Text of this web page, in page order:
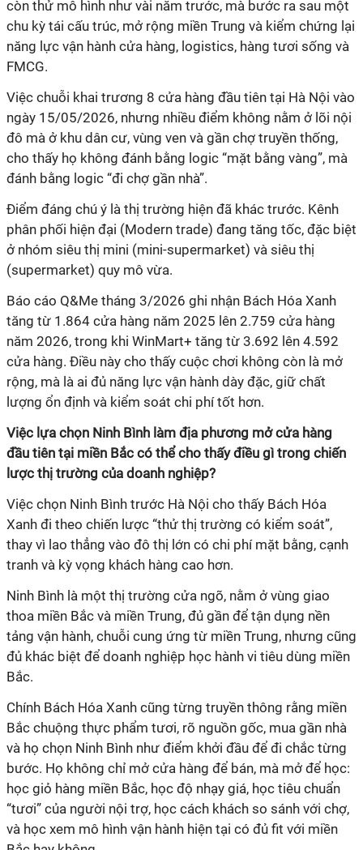
còn thử mô hình như vài năm trước, mà bước ra sau một
chu kỳ tái cấu trúc, mở rộng miền Trung và kiểm chứng lại
năng lực vận hành cửa hàng, logistics, hàng tươi sống và
FMCG.
Việc chuỗi khai trương 8 cửa hàng đầu tiên tại Hà Nội vào
ngày 15/05/2026, nhưng nhiều điểm không nằm ở lõi nội
đô mà ở khu dân cư, vùng ven và gần chợ truyền thống,
cho thấy họ không đánh bằng logic “mặt bằng vàng”, mà
phân phối hiện đại (Modern trade) đang tăng tốc, đặc biệt
ở nhóm siêu thị mini (mini-supermarket) và siêu thị
(supermarket) quy mô vừa.
Báo cáo Q&Me tháng 3/2026 ghi nhận Bách Hóa Xanh
tăng từ 1.864 cửa hàng năm 2025 lên 2.759 cửa hàng
năm 2026, trong khi WinMart+ tăng từ 3.692 lên 4.592
cửa hàng. Điều này cho thấy cuộc chơi không còn là mở
rộng, mà là ai đủ năng lực vận hành dày đặc, giữ chất
đầu tiên tại miền Bắc có thể cho thấy điều gì trong chiến
Xanh đi theo chiến lược “thử thị trường có kiểm soát”,
thay vì lao thẳng vào đô thị lớn có chi phí mặt bằng, cạnh
thoa miền Bắc và miền Trung, đủ gần để tận dụng nền
tảng vận hành, chuỗi cung ứng từ miền Trung, nhưng cũng
đủ khác biệt để doanh nghiệp học hành vi tiêu dùng miền
Bắc.
Chính Bách Hóa Xanh cũng từng truyền thông rằng miền
Bắc chuộng thực phẩm tươi, rõ nguồn gốc, mua gần nhà
và họ chọn Ninh Bình như điểm khởi đầu để đi chắc từng
bước. Họ không chỉ mở cửa hàng để bán, mà mở để học:
học giỏ hàng miền Bắc, học độ nhạy giá, học tiêu chuẩn
“tươi” của người nội trợ, học cách khách so sánh với chợ,
và học xem mô hình vận hành hiện tại có đủ fit với miền